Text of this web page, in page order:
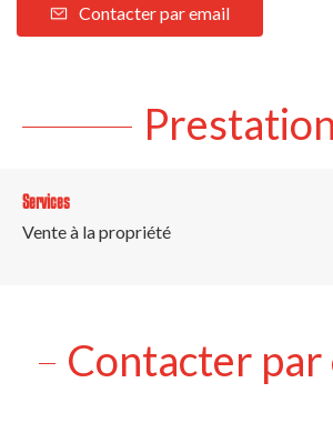
Contacter par email
Services
Vente à la propriété
Contacter par